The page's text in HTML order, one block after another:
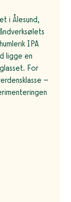
i Ålesund,
IPA
ligge en
For
–